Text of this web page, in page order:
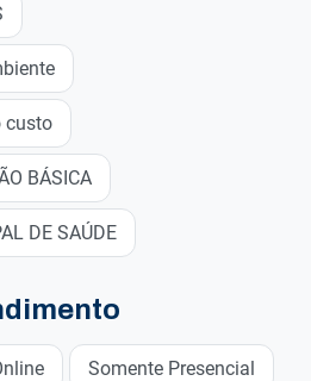
custo
BÁSICA
DE SAÚDE
Somente Presencial